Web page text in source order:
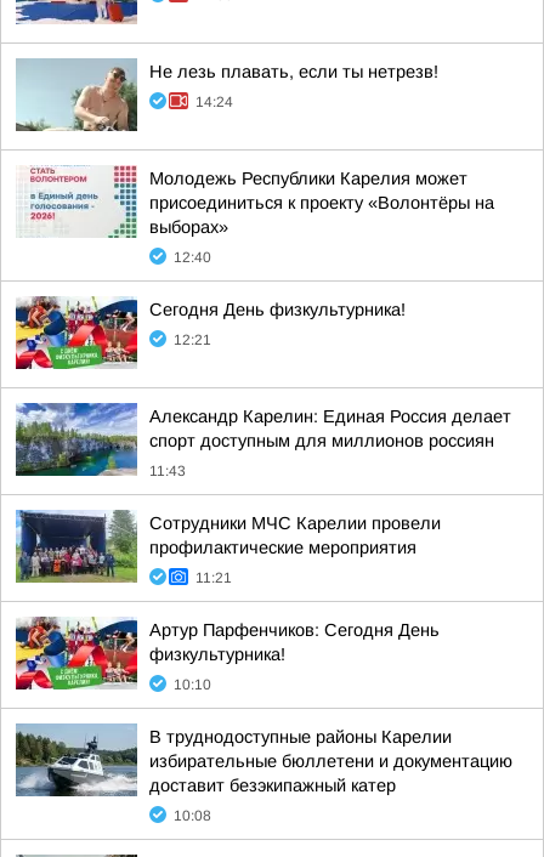
Не лезь плавать, если ты нетрезв!
14:24
Молодежь Республики Карелия может
присоединиться к проекту «Волонтёры на
выборах»
12:40
Сегодня День физкультурника!
12:21
Александр Карелин: Единая Россия делает
спорт доступным для миллионов россиян
11:43
Сотрудники МЧС Карелии провели
профилактические мероприятия
11:21
Артур Парфенчиков: Сегодня День
физкультурника!
10:10
В труднодоступные районы Карелии
избирательные бюллетени и документацию
доставит безэкипажный катер
10:08